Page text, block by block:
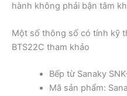
hành không phải bận tâm
Một số thông số có tính kỹ
BTS22C tham khảo
Bếp từ Sanaky
Mã sản phẩm: